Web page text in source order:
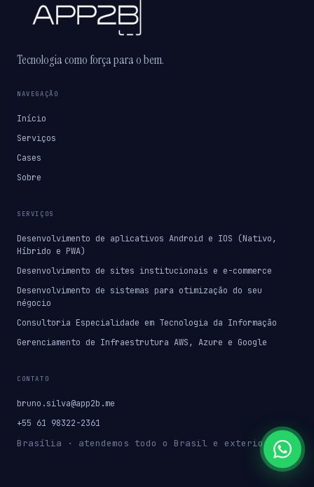
Tecnologia como força para o bem.
NAVEGAÇÃO
Início
Serviços
Cases
Sobre
SERVIÇOS
Desenvolvimento de aplicativos Android e IOS (Nativo,
Híbrido e PWA)
Desenvolvimento de sites institucionais e e-commerce
Desenvolvimento de sistemas para otimização do seu
négocio
Consultoria Especialidade em Tecnologia da Informação
Gerenciamento de Infraestrutura AWS, Azure e Google
CONTATO
bruno.silva@app2b.me
+55 61 98322-2361
Brasília · atendemos todo o Brasil e exterior